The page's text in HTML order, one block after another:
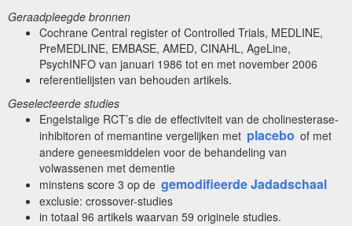
Geraadpleegde bronnen
Cochrane Central register of Controlled Trials, MEDLINE,
PreMEDLINE, EMBASE, AMED, CINAHL, AgeLine,
PsychINFO van januari 1986 tot en met november 2006
referentielijsten van behouden artikels.
Geselecteerde studies
Engelstalige RCT’s die de effectiviteit van de cholinesterase-
inhibitoren of memantine vergelijken met placebo of met
andere geneesmiddelen voor de behandeling van
volwassenen met dementie
minstens score 3 op de gemodifieerde Jadadschaal
exclusie: crossover-studies
in totaal 96 artikels waarvan 59 originele studies.